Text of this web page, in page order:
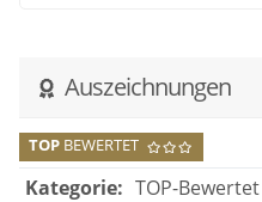
Auszeichnungen
TOP BEWERTET
Kategorie: TOP-